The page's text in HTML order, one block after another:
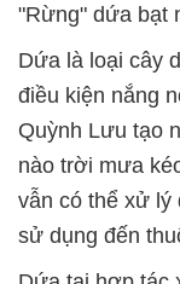
"Rừng" dứa bạt
Dứa là loại cây
điều kiện nắng
Quỳnh Lưu tạo
nào trời mưa
vẫn có thể xử lý
sử dụng đến